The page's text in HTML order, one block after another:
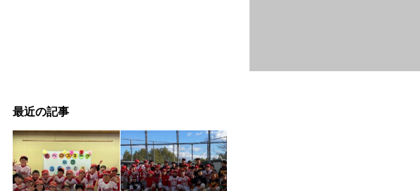
最近の記事